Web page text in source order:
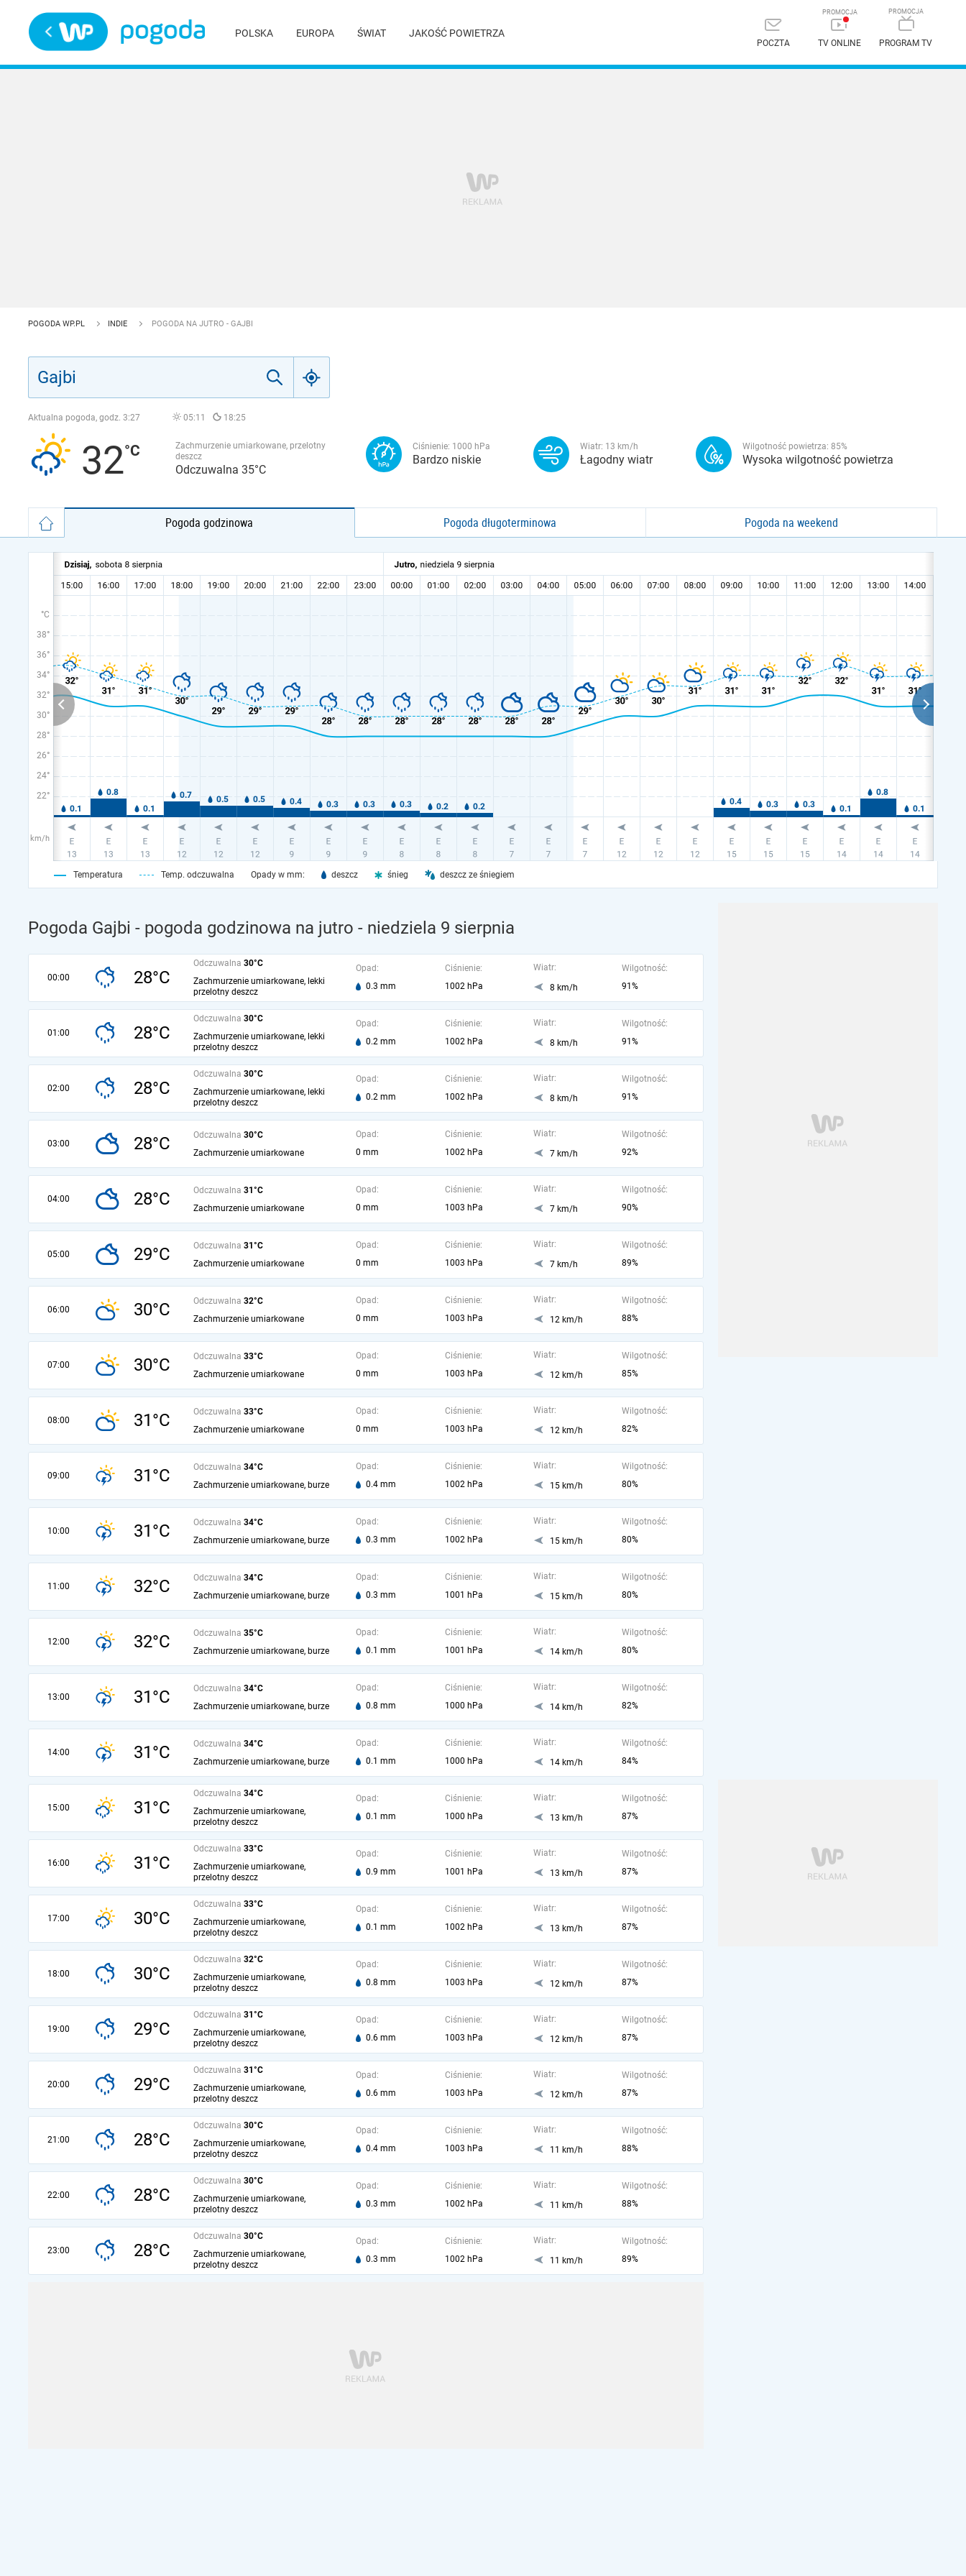
POLSKA EUROPA ŚWIAT JAKOŚĆ POWIETRZA
POCZTA TV ONLINE PROGRAM TV
POGODA WP.PL INDIE POGODA NA JUTRO - GAJBI
Aktualna pogoda, godz. 3:27 05:11 18:25
32
Zachmurzenie umiarkowane, przelotny
deszcz
Odczuwalna 35°C
Ciśnienie: 1000 hPa
Bardzo niskie
Wiatr: 13 km/h
Łagodny wiatr
Wilgotność powietrza: 85%
Wysoka wilgotność powietrza
Pogoda godzinowa Pogoda długoterminowa Pogoda na weekend
°C
38°
36°
34°
32°
30°
28°
26°
24°
22°
km/h
Temperatura Temp. odczuwalna Opady w mm: deszcz śnieg deszcz ze śniegiem
Pogoda Gajbi - pogoda godzinowa na jutro - niedziela 9 sierpnia
00:00 28°C
Odczuwalna 30°C
Zachmurzenie umiarkowane, lekki
przelotny deszcz
Opad:
0.3 mm
Ciśnienie:
1002 hPa
Wiatr:
8 km/h
Wilgotność:
91%
01:00 28°C
Odczuwalna 30°C
Zachmurzenie umiarkowane, lekki
przelotny deszcz
Opad:
0.2 mm
Ciśnienie:
1002 hPa
Wiatr:
8 km/h
Wilgotność:
91%
02:00 28°C
Odczuwalna 30°C
Zachmurzenie umiarkowane, lekki
przelotny deszcz
Opad:
0.2 mm
Ciśnienie:
1002 hPa
Wiatr:
8 km/h
Wilgotność:
91%
03:00 28°C Odczuwalna 30°C
Zachmurzenie umiarkowane
Opad:
0 mm
Ciśnienie:
1002 hPa
Wiatr:
7 km/h
Wilgotność:
92%
04:00 28°C Odczuwalna 31°C
Zachmurzenie umiarkowane
Opad:
0 mm
Ciśnienie:
1003 hPa
Wiatr:
7 km/h
Wilgotność:
90%
05:00 29°C Odczuwalna 31°C
Zachmurzenie umiarkowane
Opad:
0 mm
Ciśnienie:
1003 hPa
Wiatr:
7 km/h
Wilgotność:
89%
06:00 30°C Odczuwalna 32°C
Zachmurzenie umiarkowane
Opad:
0 mm
Ciśnienie:
1003 hPa
Wiatr:
12 km/h
Wilgotność:
88%
07:00 30°C Odczuwalna 33°C
Zachmurzenie umiarkowane
Opad:
0 mm
Ciśnienie:
1003 hPa
Wiatr:
12 km/h
Wilgotność:
85%
08:00 31°C Odczuwalna 33°C
Zachmurzenie umiarkowane
Opad:
0 mm
Ciśnienie:
1003 hPa
Wiatr:
12 km/h
Wilgotność:
82%
09:00 31°C Odczuwalna 34°C
Zachmurzenie umiarkowane, burze
Opad:
0.4 mm
Ciśnienie:
1002 hPa
Wiatr:
15 km/h
Wilgotność:
80%
10:00 31°C Odczuwalna 34°C
Zachmurzenie umiarkowane, burze
Opad:
0.3 mm
Ciśnienie:
1002 hPa
Wiatr:
15 km/h
Wilgotność:
80%
11:00 32°C Odczuwalna 34°C
Zachmurzenie umiarkowane, burze
Opad:
0.3 mm
Ciśnienie:
1001 hPa
Wiatr:
15 km/h
Wilgotność:
80%
12:00 32°C Odczuwalna 35°C
Zachmurzenie umiarkowane, burze
Opad:
0.1 mm
Ciśnienie:
1001 hPa
Wiatr:
14 km/h
Wilgotność:
80%
13:00 31°C Odczuwalna 34°C
Zachmurzenie umiarkowane, burze
Opad:
0.8 mm
Ciśnienie:
1000 hPa
Wiatr:
14 km/h
Wilgotność:
82%
14:00 31°C Odczuwalna 34°C
Zachmurzenie umiarkowane, burze
Opad:
0.1 mm
Ciśnienie:
1000 hPa
Wiatr:
14 km/h
Wilgotność:
84%
15:00 31°C
Odczuwalna 34°C
Zachmurzenie umiarkowane,
przelotny deszcz
Opad:
0.1 mm
Ciśnienie:
1000 hPa
Wiatr:
13 km/h
Wilgotność:
87%
16:00 31°C
Odczuwalna 33°C
Zachmurzenie umiarkowane,
przelotny deszcz
Opad:
0.9 mm
Ciśnienie:
1001 hPa
Wiatr:
13 km/h
Wilgotność:
87%
17:00 30°C
Odczuwalna 33°C
Zachmurzenie umiarkowane,
przelotny deszcz
Opad:
0.1 mm
Ciśnienie:
1002 hPa
Wiatr:
13 km/h
Wilgotność:
87%
18:00 30°C
Odczuwalna 32°C
Zachmurzenie umiarkowane,
przelotny deszcz
Opad:
0.8 mm
Ciśnienie:
1003 hPa
Wiatr:
12 km/h
Wilgotność:
87%
19:00 29°C
Odczuwalna 31°C
Zachmurzenie umiarkowane,
przelotny deszcz
Opad:
0.6 mm
Ciśnienie:
1003 hPa
Wiatr:
12 km/h
Wilgotność:
87%
20:00 29°C
Odczuwalna 31°C
Zachmurzenie umiarkowane,
przelotny deszcz
Opad:
0.6 mm
Ciśnienie:
1003 hPa
Wiatr:
12 km/h
Wilgotność:
87%
21:00 28°C
Odczuwalna 30°C
Zachmurzenie umiarkowane,
przelotny deszcz
Opad:
0.4 mm
Ciśnienie:
1003 hPa
Wiatr:
11 km/h
Wilgotność:
88%
22:00 28°C
Odczuwalna 30°C
Zachmurzenie umiarkowane,
przelotny deszcz
Opad:
0.3 mm
Ciśnienie:
1002 hPa
Wiatr:
11 km/h
Wilgotność:
88%
23:00 28°C
Odczuwalna 30°C
Zachmurzenie umiarkowane,
przelotny deszcz
Opad:
0.3 mm
Ciśnienie:
1002 hPa
Wiatr:
11 km/h
Wilgotność:
89%